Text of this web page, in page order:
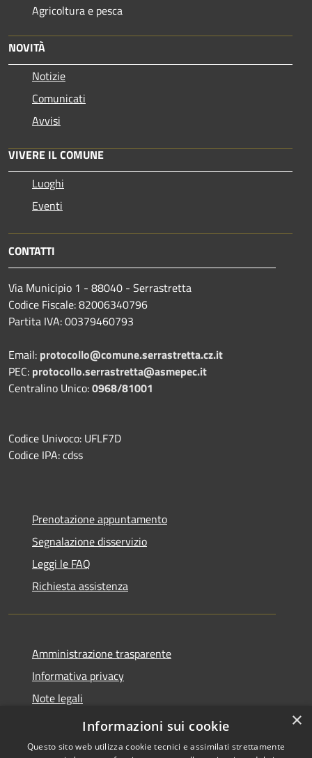
Agricoltura e pesca
NOVITÀ
Notizie
Comunicati
Avvisi
VIVERE IL COMUNE
Luoghi
Eventi
CONTATTI
Via Municipio 1 - 88040 - Serrastretta
Codice Fiscale: 82006340796
Partita IVA: 00379460793
Email: protocollo@comune.serrastretta.cz.it
PEC: protocollo.serrastretta@asmepec.it
Centralino Unico:0968/81001
Codice Univoco: UFLF7D
Codice IPA: cdss
Prenotazione appuntamento
Segnalazione disservizio
Leggi le FAQ
Richiesta assistenza
Amministrazione trasparente
Informativa privacy
Note legali
Dichiarazione di accessibilità
×
Informazioni sui cookie
Questo sito web utilizza cookie tecnici e assimilati strettamente